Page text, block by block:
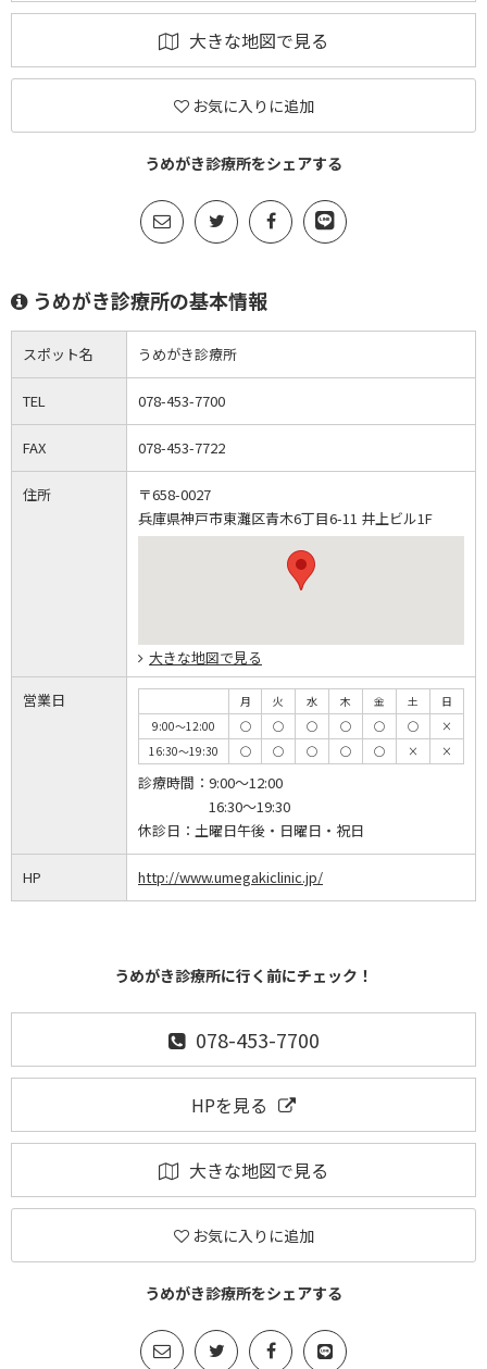
大きな地図で見る
お気に入りに追加
うめがき診療所をシェアする
うめがき診療所の基本情報
スポット名 うめがき診療所
TEL 078-453-7700
FAX 078-453-7722
住所
〒658-0027
兵庫県神戸市東灘区青木6丁目6-11 井上ビル1F
大きな地図で見る
営業日 月 火 水 木 金 土
日
9:00～12:00
◯ ◯ ◯ ◯ ◯ ◯
×
16:30～19:30
◯ ◯ ◯ ◯ ◯ × ×
診療時間： 9:00～12:00
16:30～19:30
休診日： 土曜日午後・日曜日・祝日
HP http://www.umegakiclinic.jp/
うめがき診療所に行く前にチェック！
078-453-7700
HPを見る
大きな地図で見る
お気に入りに追加
うめがき診療所をシェアする